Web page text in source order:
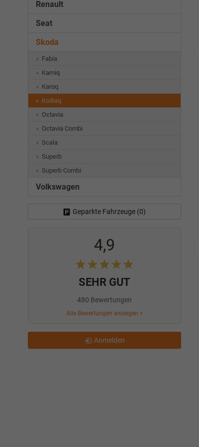
Renault
Seat
Skoda
Fabia
Kamiq
Karoq
Kodiaq
Octavia
Octavia Combi
Scala
Superb
Superb Combi
Volkswagen
Geparkte Fahrzeuge (0)
4,9
SEHR GUT
480 Bewertungen
Alle Bewertungen anzeigen >
Anmelden